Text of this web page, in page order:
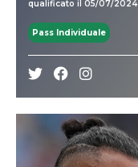
qualificato il 05/07/2024
Pass Individuale